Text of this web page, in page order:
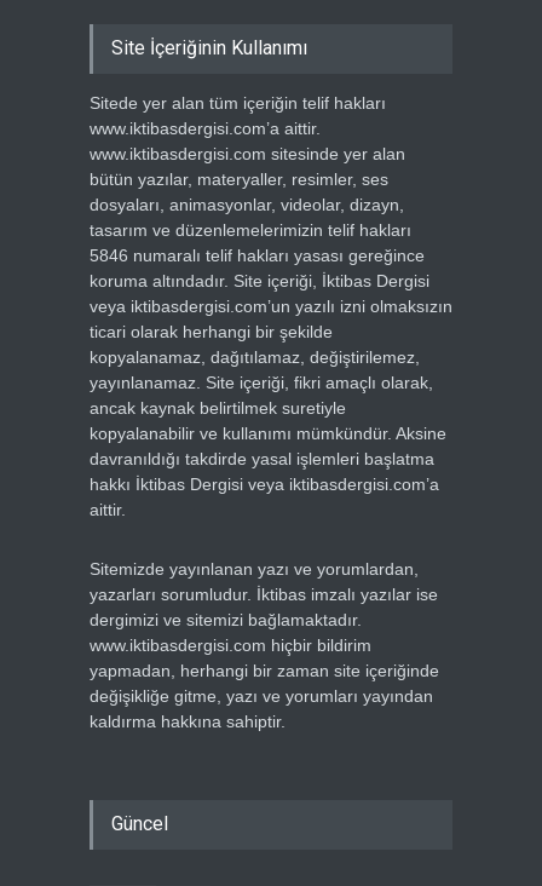
Site İçeriğinin Kullanımı
Sitede yer alan tüm içeriğin telif hakları
www.iktibasdergisi.com’a aittir.
www.iktibasdergisi.com sitesinde yer alan
bütün yazılar, materyaller, resimler, ses
dosyaları, animasyonlar, videolar, dizayn,
tasarım ve düzenlemelerimizin telif hakları
5846 numaralı telif hakları yasası gereğince
koruma altındadır. Site içeriği, İktibas Dergisi
veya iktibasdergisi.com’un yazılı izni olmaksızın
ticari olarak herhangi bir şekilde
kopyalanamaz, dağıtılamaz, değiştirilemez,
yayınlanamaz. Site içeriği, fikri amaçlı olarak,
ancak kaynak belirtilmek suretiyle
kopyalanabilir ve kullanımı mümkündür. Aksine
davranıldığı takdirde yasal işlemleri başlatma
hakkı İktibas Dergisi veya iktibasdergisi.com’a
aittir.
Sitemizde yayınlanan yazı ve yorumlardan,
yazarları sorumludur. İktibas imzalı yazılar ise
dergimizi ve sitemizi bağlamaktadır.
www.iktibasdergisi.com hiçbir bildirim
yapmadan, herhangi bir zaman site içeriğinde
değişikliğe gitme, yazı ve yorumları yayından
kaldırma hakkına sahiptir.
Güncel